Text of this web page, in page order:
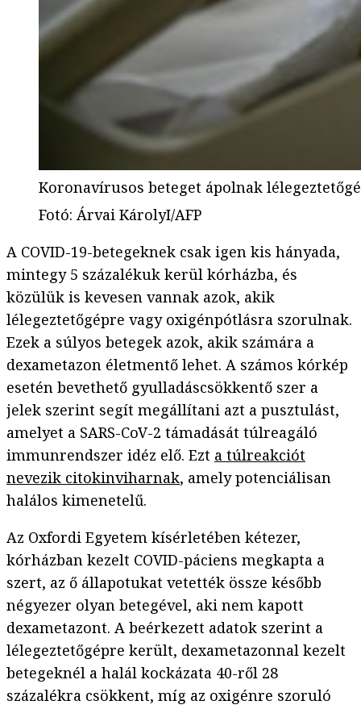
Koronavírusos beteget ápolnak
Fotó: Árvai KárolyI/AFP
A COVID-19-betegeknek csak igen kis hányada,
mintegy 5 százalékuk kerül kórházba, és
közülük is kevesen vannak azok, akik
lélegeztetőgépre vagy oxigénpótlásra szorulnak.
Ezek a súlyos betegek azok, akik számára a
dexametazon életmentő lehet. A számos kórkép
esetén bevethető gyulladáscsökkentő szer a
jelek szerint segít megállítani azt a pusztulást,
amelyet a SARS-CoV-2 támadását túlreagáló
immunrendszer idéz elő. Ezt a túlreakciót
nevezik citokinviharnak, amely potenciálisan
halálos kimenetelű.
Az Oxfordi Egyetem kísérletében kétezer,
kórházban kezelt COVID-páciens megkapta a
szert, az ő állapotukat vetették össze később
négyezer olyan betegével, aki nem kapott
dexametazont. A beérkezett adatok szerint a
lélegeztetőgépre került, dexametazonnal kezelt
betegeknél a halál kockázata 40-ről 28
százalékra csökkent, míg az oxigénre szoruló